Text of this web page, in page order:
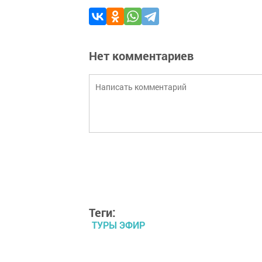
Нет комментариев
Теги:
ТУРЫ ЭФИР